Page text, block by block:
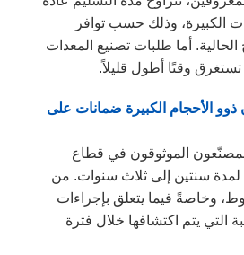
للطلبات الكبيرة، وذلك حسب توافر
الحالية. أما طلبات تصنيع المعدات
وقتًا أطول قليلاً.
الأحجام الكبيرة ضمانات على
الموثوقون في قطاع
لمدة سنتين إلى ثلاث سنوات. من
وخاصةً فيما يتعلق بإجراءات
التي يتم اكتشافها خلال فترة